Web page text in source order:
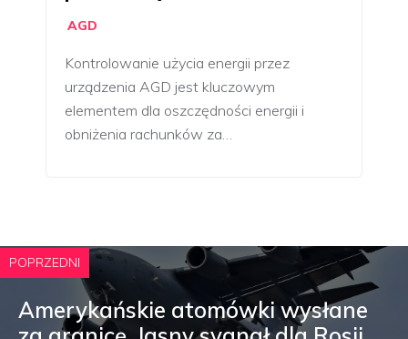
AGD
Kontrolowanie użycia energii przez
urządzenia AGD jest kluczowym
elementem dla oszczędności energii i
obniżenia rachunków za…
POPRZEDNI
Amerykańskie atomówki wysłane